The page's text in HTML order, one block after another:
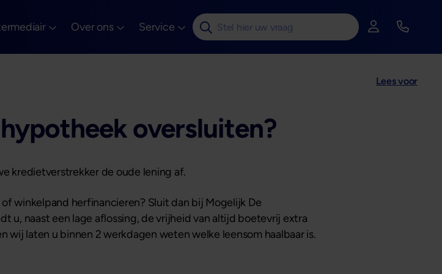
Over ons Service
Zoek op de hele website
Lees voor
oversluiten?
kredietverstrekker de oude lening af.
winkelpand herfinancieren? Sluit dan bij Mogelijk De
u, naast een lage aflossing, de vrijheid van altijd boetevrij extra
wij laten u binnen 2 werkdagen weten welke leensom haalbaar is.